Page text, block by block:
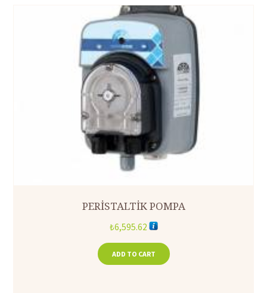
PERİSTALTİK POMPA
₺6,595.62
ADD TO CART